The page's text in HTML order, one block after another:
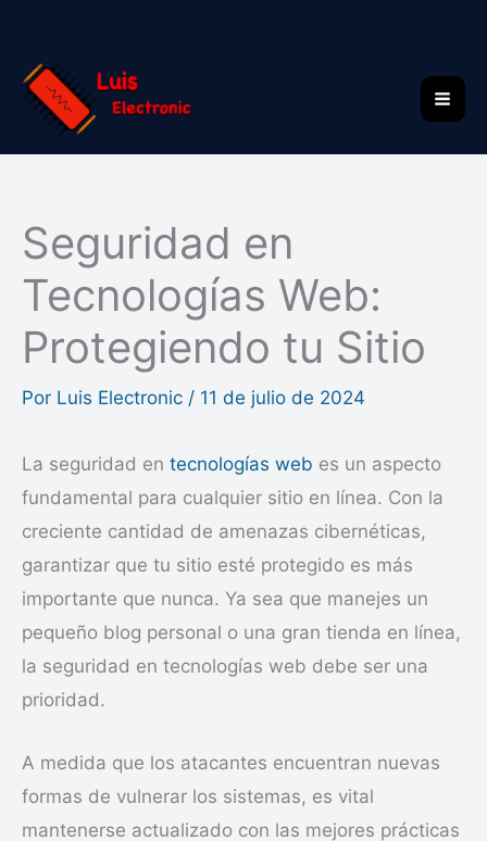
contenido
Seguridad en
Tecnologías Web:
Protegiendo tu Sitio
Por Luis Electronic / 11 de julio de 2024
La seguridad en tecnologías web es un aspecto
fundamental para cualquier sitio en línea. Con la
creciente cantidad de amenazas cibernéticas,
garantizar que tu sitio esté protegido es más
importante que nunca. Ya sea que manejes un
pequeño blog personal o una gran tienda en línea,
la seguridad en tecnologías web debe ser una
prioridad.
A medida que los atacantes encuentran nuevas
formas de vulnerar los sistemas, es vital
mantenerse actualizado con las mejores prácticas